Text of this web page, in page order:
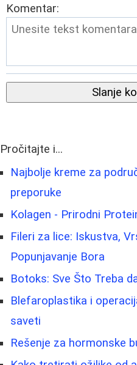
Komentar:
Slanje
Pročitajte i...
Najbolje kreme za
preporuke
Kolagen - Prirodni
Fileri za lice: Iskustva,
Popunjavanje Bora
Botoks: Sve Što Treba
Blefaroplastika i
saveti
Rešenje za hormonske